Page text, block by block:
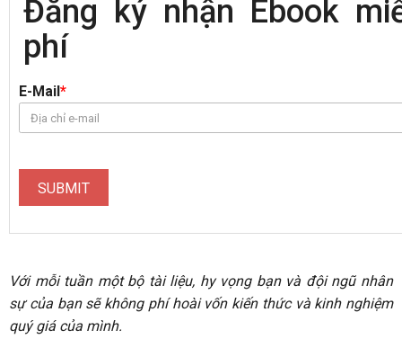
Đăng ký nhận Ebook
phí
E-Mail*
SUBMIT
Với mỗi tuần một bộ tài liệu, hy vọng bạn và đội ngũ nhân
sự của bạn sẽ không phí hoài vốn kiến thức và kinh nghiệm
quý giá của mình.